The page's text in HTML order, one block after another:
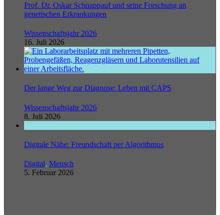
Prof. Dr. Oskar Schnappauf und seine Forschung an
genetischen Erkrankungen
Wissenschaftsjahr 2026
16. Juli 2026
Der lange Weg zur Diagnose: Leben mit CAPS
Wissenschaftsjahr 2026
8. Juli 2026
Digitale Nähe: Freundschaft per Algorithmus
Digital, Mensch
5. Februar 2026